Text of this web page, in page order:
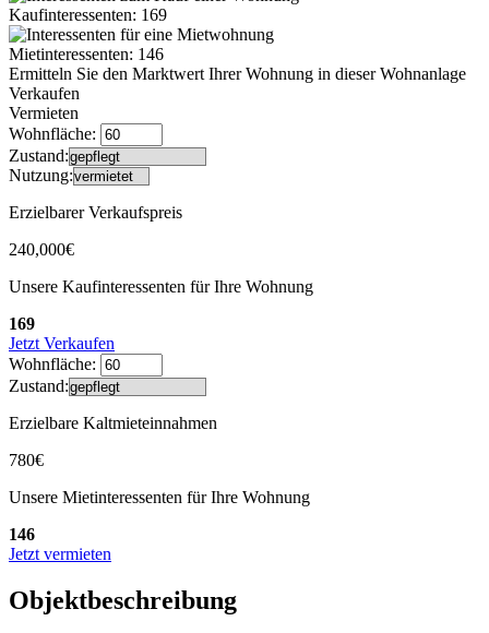
Kaufinteressenten: 169
Mietinteressenten: 146
Ermitteln Sie den Marktwert Ihrer Wohnung in dieser Wohnanlage
Verkaufen
Vermieten
Wohnfläche:
Zustand:
Nutzung:
Erzielbarer Verkaufspreis
240,000€
Unsere Kaufinteressenten für Ihre Wohnung
169
Jetzt Verkaufen
Wohnfläche:
Zustand:
Erzielbare Kaltmieteinnahmen
780€
Unsere Mietinteressenten für Ihre Wohnung
146
Jetzt vermieten
Objektbeschreibung